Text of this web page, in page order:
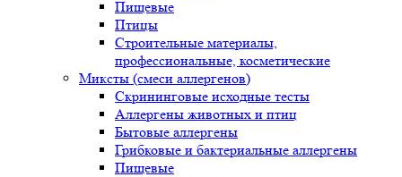
Пищевые
Птицы
Строительные материалы,
профессиональные, косметические
Миксты (смеси аллергенов)
Cкрининговые исходные тесты
Аллергены животных и птиц
Бытовые аллергены
Грибковые и бактериальные аллергены
Пищевые